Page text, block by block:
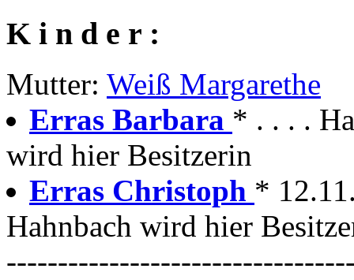
K i n d e r :
Mutter: Weiß Margarethe
Erras Barbara * . . . .
wird hier Besitzerin
Erras Christoph *
Hahnbach wird hier